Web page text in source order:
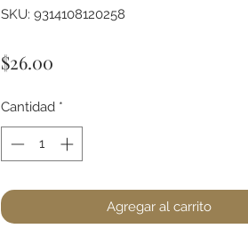
SKU: 9314108120258
$26.00
Cantidad *
Agregar al carrito